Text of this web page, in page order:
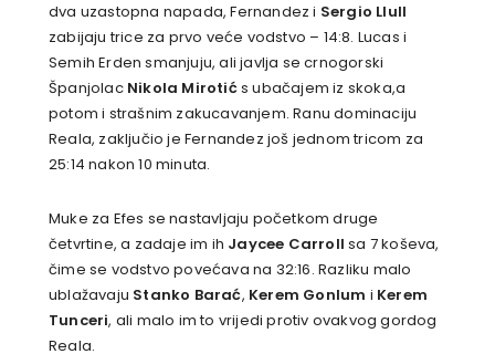
dva uzastopna napada, Fernandez i Sergio Llull
zabijaju trice za prvo veće vodstvo – 14:8. Lucas i
Semih Erden smanjuju, ali javlja se crnogorski
Španjolac Nikola Mirotićs ubačajem iz skoka,a
potom i strašnim zakucavanjem. Ranu dominaciju
Reala, zaključio je Fernandez još jednom tricom za
25:14 nakon 10 minuta.
Muke za Efes se nastavljaju početkom druge
četvrtine, a zadaje im ih Jaycee Carroll sa 7 koševa,
čime se vodstvo povećava na 32:16. Razliku malo
ublažavaju Stanko Barać, Kerem Gonlum i Kerem
Tunceri, ali malo im to vrijedi protiv ovakvog gordog
Reala.